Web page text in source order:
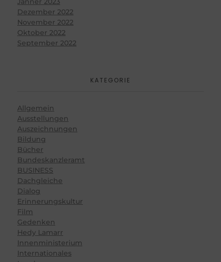
Dezember 2022
November 2022
Oktober 2022
September 2022
KATEGORIE
Allgemein
Ausstellungen
Auszeichnungen
Bildung
Bücher
Bundeskanzleramt
BUSINESS
Dachgleiche
Dialog
Erinnerungskultur
Film
Gedenken
Hedy Lamarr
Innenministerium
Internationales